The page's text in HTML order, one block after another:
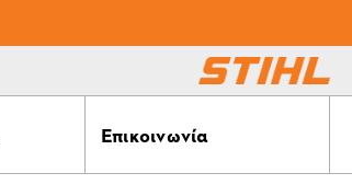
Επικοινωνία